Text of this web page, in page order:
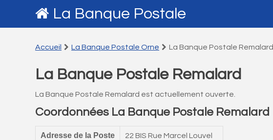
La Banque Postale
Accueil La Banque Postale Orne La Banque Postale Remalard
La Banque Postale Remalard
La Banque Postale Remalard est actuellement ouverte.
Coordonnées La Banque Postale Remalard
Adresse de la Poste 22 BIS Rue Marcel Louvel